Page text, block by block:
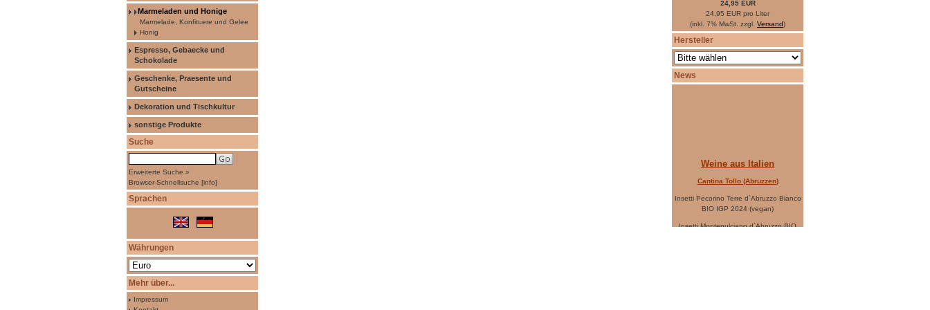
Marmeladen und Honige
Marmelade, Konfituere und Gelee
Honig
Espresso, Gebaecke und
Schokolade
Geschenke, Praesente und
Gutscheine
Dekoration und Tischkultur
sonstige Produkte
Suche
Erweiterte Suche »
Browser-Schnellsuche [info]
Sprachen
Währungen
Mehr über...
Impressum
24,95 EUR
24,95 EUR pro Liter
(inkl. 7% MwSt. zzgl. Versand)
Hersteller
News
Weine aus Italien
Insetti Pecorino Terre d`Abruzzo Bianco
Insetti Montepulciano d`Abruzzo BIO